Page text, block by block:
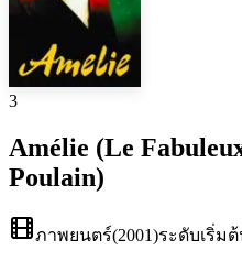
3
Amélie (Le
Poulain)
ภาพยนตร์(2001)ระดับเริ่ม